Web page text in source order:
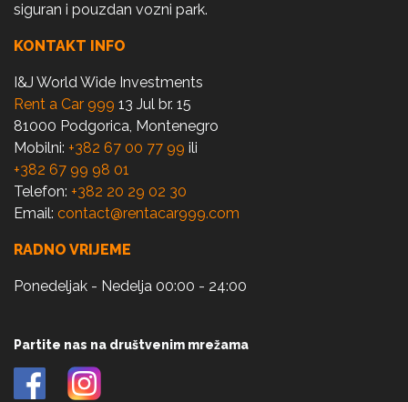
siguran i pouzdan vozni park.
KONTAKT INFO
I&J World Wide Investments
Rent a Car 999 13 Jul br. 15
81000 Podgorica, Montenegro
Mobilni: +382 67 00 77 99 ili
+382 67 99 98 01
Telefon: +382 20 29 02 30
Email: contact@rentacar999.com
RADNO VRIJEME
Ponedeljak - Nedelja 00:00 - 24:00
Partite nas na društvenim mrežama